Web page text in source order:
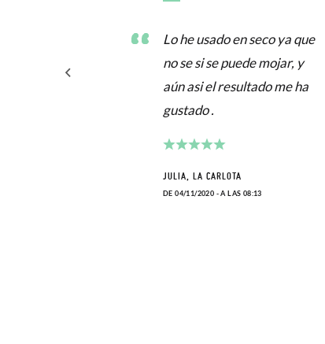
Lo he usado en seco ya que
no se si se puede mojar, y
aún asi el resultado me ha
gustado .
JULIA, LA CARLOTA
DE 04/11/2020 - A LAS 08:13